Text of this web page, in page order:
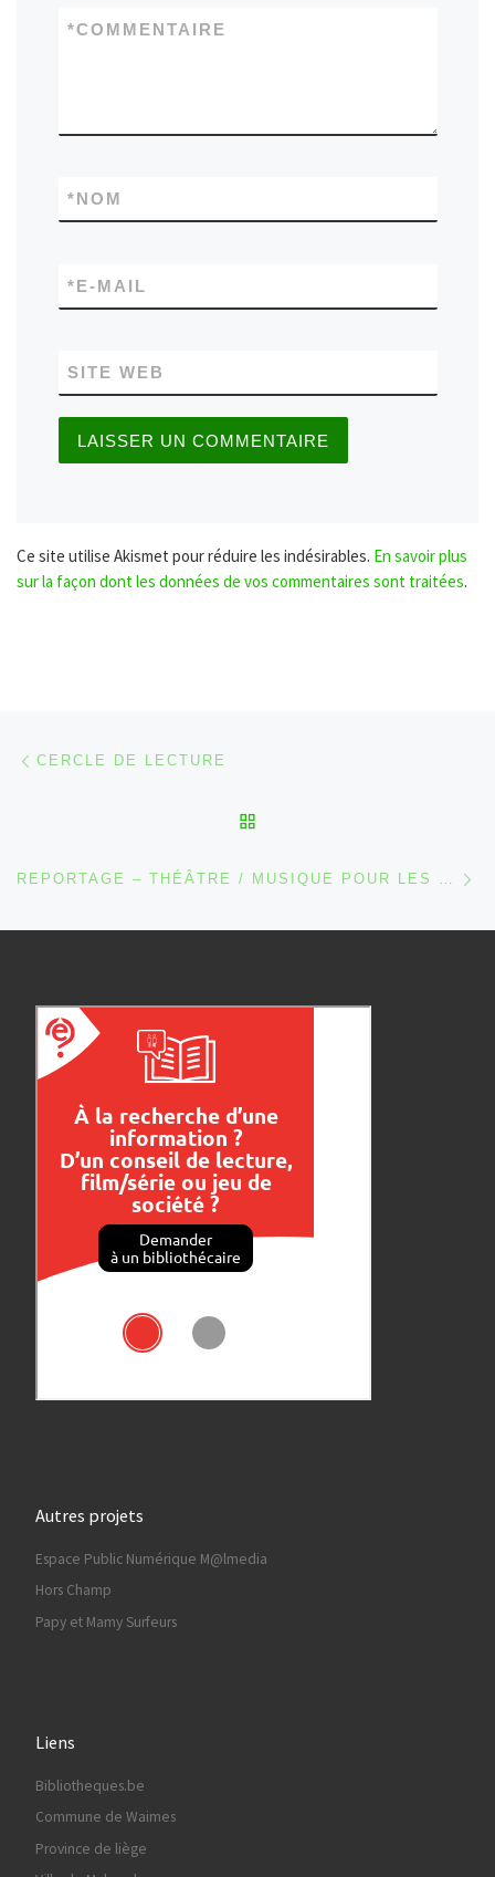
COMMENTAIRE
*
NOM
*
E-MAIL
*
SITE WEB
Ce site utilise Akismet pour réduire les indésirables. En savoir plus
sur la façon dont les données de vos commentaires sont traitées.
Parcourir les articles
CERCLE DE LECTURE
REPORTAGE – THÉÂTRE / MUSIQUE POUR LES ÉCOLES À WAIMES ET MALMEDY [2022-2023]
Autres projets
Espace Public Numérique M@lmedia
Hors Champ
Papy et Mamy Surfeurs
Liens
Bibliotheques.be
Commune de Waimes
Province de liège